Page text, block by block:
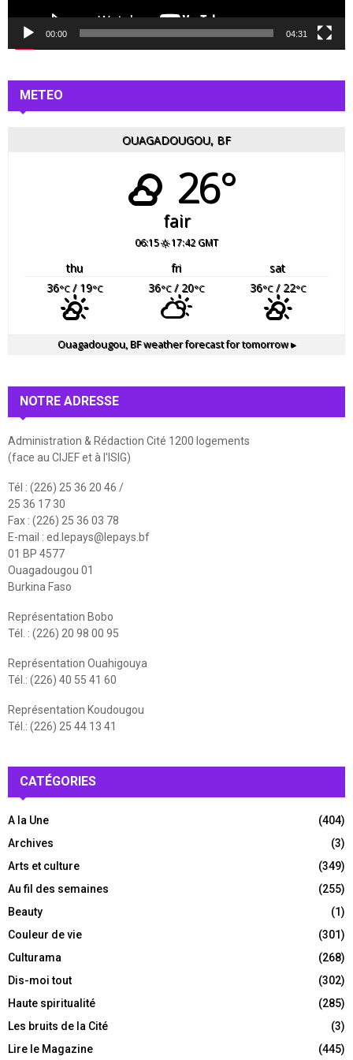
d
o
00:00 04:31
METEO
OUAGADOUGOU, BF
26°
fair
06:15 17:42 GMT
thu fri
sat
36°C/ 19°C 36°C/ 20°C 36°C/ 22°C
Ouagadougou, BFweather forecast for tomorrow ▸
NOTRE ADRESSE
Administration & Rédaction Cité 1200 logements
(face au CIJEF et à l'ISIG)
Tél : (226) 25 36 20 46 /
25 36 17 30
Fax : (226) 25 36 03 78
E-mail : ed.lepays@lepays.bf
01 BP 4577
Ouagadougou 01
Burkina Faso
Représentation Bobo
Tél. : (226) 20 98 00 95
Représentation Ouahigouya
Tél.: (226) 40 55 41 60
Représentation Koudougou
Tél.: (226) 25 44 13 41
CATÉGORIES
A la Une
(404)
Archives
(3)
Arts et culture
(349)
Au fil des semaines
(255)
Beauty
(1)
Couleur de vie
(301)
Culturama
(268)
Dis-moi tout
(302)
Haute spiritualité
(285)
Les bruits de la Cité
(3)
Lire le Magazine
(445)